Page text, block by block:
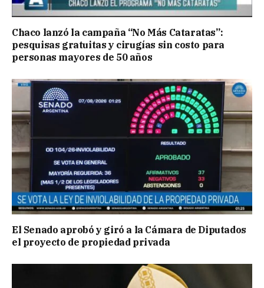
Chaco lanzó la campaña “No Más Cataratas”:
pesquisas gratuitas y cirugías sin costo para
personas mayores de 50 años
El Senado aprobó y giró a la Cámara de Diputados
el proyecto de propiedad privada